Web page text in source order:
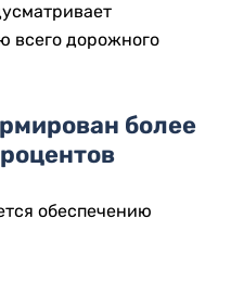
всего дорожного
более
обеспечению